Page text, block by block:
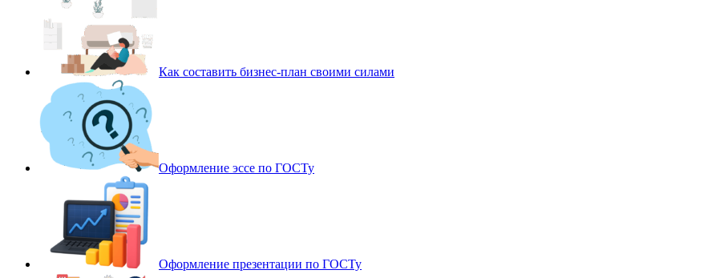
Как составить бизнес-план своими силами
Оформление эссе по ГОСТу
Оформление презентации по ГОСТу